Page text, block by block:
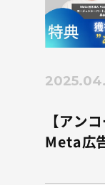
【アン
Meta広